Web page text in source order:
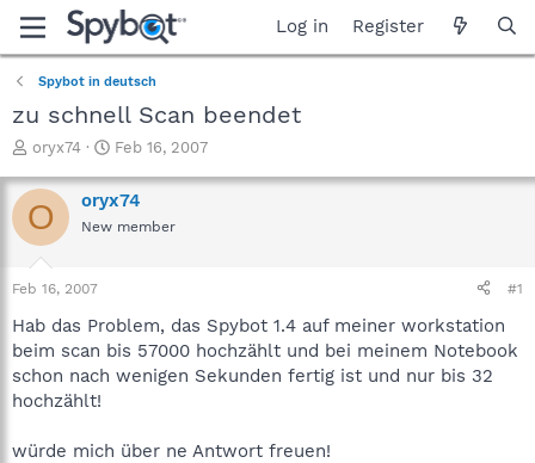
Log in Register
Spybot in deutsch
zu schnell Scan beendet
T
r
e
a
t
a
r
t
e
r
oryx74
S
a
r
t
e
Feb 16, 2007
O oryx74
New member
Feb 16, 2007 #1
Hab das Problem, das Spybot 1.4 auf meiner workstation
beim scan bis 57000 hochzählt und bei meinem Notebook
schon nach wenigen Sekunden fertig ist und nur bis 32
hochzählt!
würde mich über ne Antwort freuen!